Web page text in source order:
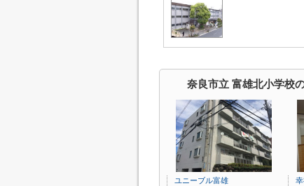
奈良市立 富雄北小学校
ユニーブル富雄